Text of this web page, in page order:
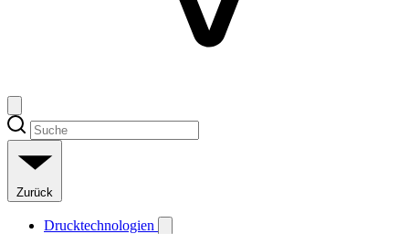
Zurück
Drucktechnologien